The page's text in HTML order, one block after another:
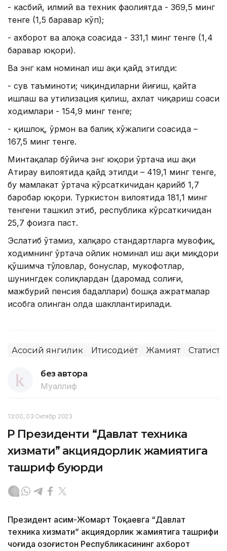
- касбий, илмий ва техник фаолиятда - 369,5 минг
тенге (1,5 баравар кўп);
- ахборот ва алоқа соҳасида - 331,1 минг тенге (1,4
баравар юқори).
Ва энг кам номинал иш ҳақи қайд этилди:
- сув таъминоти; чиқиндиларни йиғиш, қайта
ишлаш ва утилизация қилиш, ахлат чиқариш соҳаси
ходимлари - 154,9 минг тенге;
- қишлоқ, ўрмон ва балиқ хўжалиги соҳасида –
167,5 минг тенге.
Минтақалар бўйича энг юқори ўртача иш ҳақи
Aтирау вилоятида қайд этилди – 419,1 минг тенге,
бу мамлакат ўртача кўрсаткичидан қарийб 1,7
баробар юқори. Туркистон вилоятида 181,1 минг
тенгени ташкил этиб, республика кўрсаткичидан
25,7 фоизга паст.
Эслатиб ўтамиз, халқаро стандартларга мувофиқ,
ходимнинг ўртача ойлик номинал иш ҳақи миқдори
қўшимча тўловлар, бонуслар, мукофотлар,
шунингдек солиқлардан (даромад солиғи,
мажбурий пенсия бадаллари) бошқа ажратмалар
ҳисобга олинган ҳолда шакллантирилади.
Асосий янгилик Иқтисодиёт Жамият
без автора
Муаллиф
13:00, 03 Октябр 2023
ҚР Президенти “Давлат техника
хизмати” акциядорлик жамиятига
ташриф буюрди
Президент Қасим-Жомарт Тоқаевга “Давлат
техника хизмати” акциядорлик жамиятига ташрифи
чоғида Қозоғистон Республикасининг ахборот